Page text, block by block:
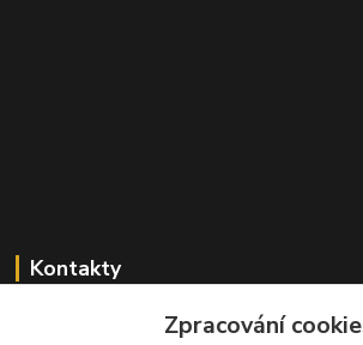
Kontakty
+420 603 824 940Zpracování